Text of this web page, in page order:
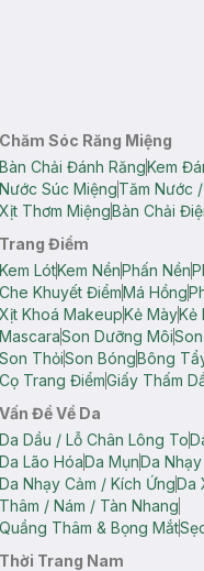
Chăm Sóc Răng Miệng
Bàn Chải Đánh RăngKem
Nước Súc MiệngTăm Nước
Xịt Thơm MiệngBàn Chải
Trang Điểm
Kem LótKem NềnPhấn Nền
Che Khuyết ĐiểmMá Hồng
Xịt Khoá MakeupKẻ MàyKẻ
MascaraSon Dưỡng Môi
Son ThỏiSon BóngBông
Cọ Trang ĐiểmGiấy Thấm
Vấn Đề Về Da
Da Dầu / Lỗ Chân Lông To
Da Lão HóaDa MụnDa
Da Nhạy Cảm / Kích ỨngDa
Thâm / Nám / Tàn Nhang
Quầng Thâm & Bọng Mắt
Thời Trang Nam